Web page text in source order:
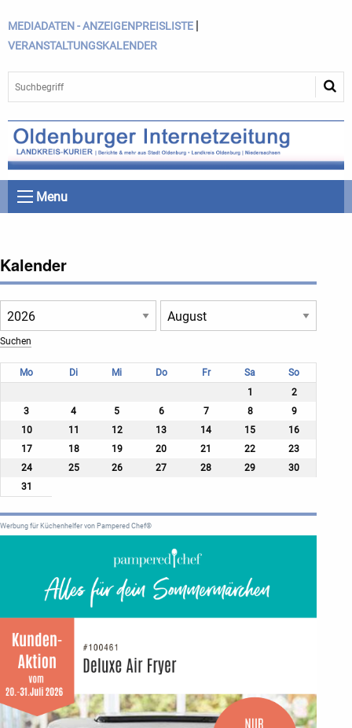
MEDIADATEN - ANZEIGENPREISLISTE |
VERANSTALTUNGSKALENDER
Menu
Kalender
Mo Di Mi Do Fr Sa
So
1
2
3
4 5 6 7 8
9
10
11 12 13 14 15
16
17
18 19 20 21 22
23
24
25 26 27 28 29
30
31
Werbung für Küchenhelfer von Pampered Chef®